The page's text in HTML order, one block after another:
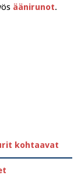
äänirunot.
kohtaavat